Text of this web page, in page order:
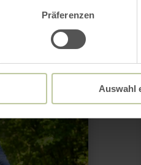
Präferenzen
Auswahl